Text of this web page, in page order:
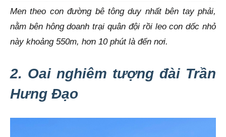
Men theo con đường bê tông duy nhất bên tay phải,
nằm bên hông doanh trại quân đội rồi leo con dốc nhỏ
này khoảng 550m, hơn 10 phút là đến nơi.
2. Oai nghiêm tượng đài Trần
Hưng Đạo